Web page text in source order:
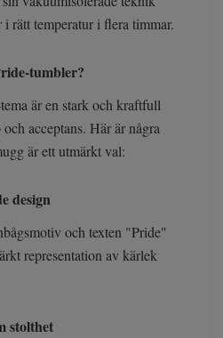
rätt temperatur i flera timmar.
tumbler?
är en stark och kraftfull
acceptans. Här är några
är ett utmärkt val:
design
och texten "Pride"
representation av kärlek
stolthet